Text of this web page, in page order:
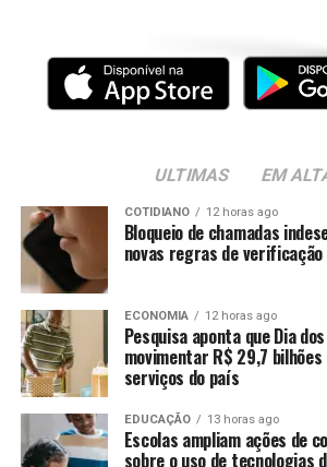
ULTIMAS EM
COTIDIANO 12 horas ago
Bloqueio de chamadas
novas regras de verificação
ECONOMIA 12 horas ago
Pesquisa aponta que Dia
movimentar R$ 29,7
serviços do país
EDUCAÇÃO 13 horas ago
Escolas ampliam ações de
sobre o uso de tecnologias